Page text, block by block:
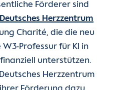
Förderer sind
Herzzentrum
Charité, die die neu
Professur für KI in
unterstützen.
Herzzentrum